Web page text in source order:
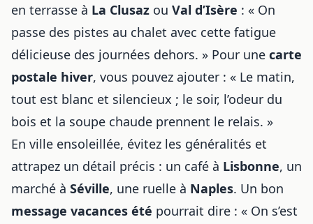
en terrasse à La Clusaz ou Val d’Isère : « On
passe des pistes au chalet avec cette fatigue
délicieuse des journées dehors. » Pour une carte
postale hiver, vous pouvez ajouter : « Le matin,
tout est blanc et silencieux ; le soir, l’odeur du
bois et la soupe chaude prennent le relais. »
En ville ensoleillée, évitez les généralités et
attrapez un détail précis : un café à Lisbonne, un
marché à Séville, une ruelle à Naples. Un bon
message vacances été pourrait dire : « On s’est